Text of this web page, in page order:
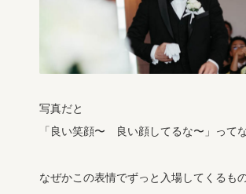
写真だと
「良い笑顔〜 良い顔してるな〜」って
なぜかこの表情でずっと入場してくるも